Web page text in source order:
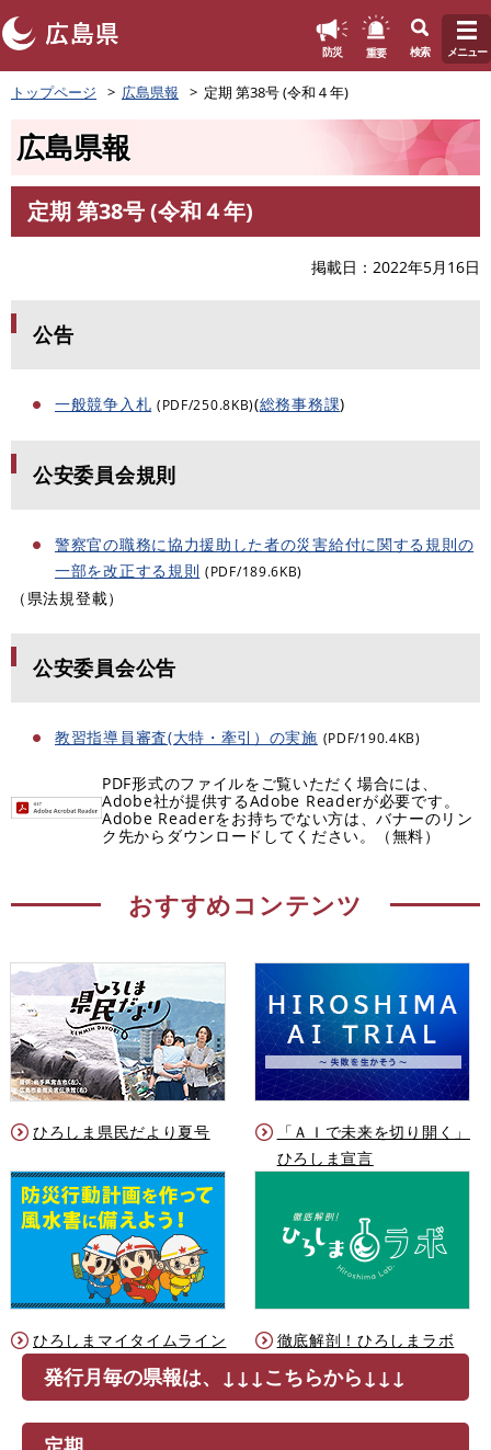
ペ
ー
頭
す
防災 重要 検索 メニュー
トップページ 広島県報 定期 第38号 (令和４年)
広島県報
文
定期 第38号 (令和４年)
掲載日 2022年5月16日
公告
一般競争入札 (PDF/250.8KB)(総務事務課)
公安委員会規則
警察官の職務に協力援助した者の災害給付に関する規則の
一部を改正する規則 (PDF/189.6KB)
（県法規登載）
公安委員会公告
教習指導員審査(大特・牽引）の実施 (PDF/190.4KB)
PDF形式のファイルをご覧いただく場合には、
Adobe社が提供するAdobe Readerが必要です。
Adobe Readerをお持ちでない方は、バナーのリン
ク先からダウンロードしてください。（無料）
おすすめコンテンツ
ひろしま県民だより夏号
「ＡＩで未来を切り開く」
ひろしま宣言
ひろしまマイタイムライン 徹底解剖！ひろしまラボ
発行月毎の県報は、↓↓↓こちらから↓↓↓